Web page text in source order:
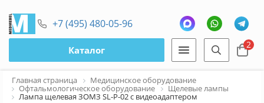
+7 (495) 480-05-96
Каталог 2
Главная страница Медицинское оборудование
Офтальмологическое оборудование Щелевые лампы
Лампа щелевая ЗОМЗ SL-P-02 с видеоадаптером